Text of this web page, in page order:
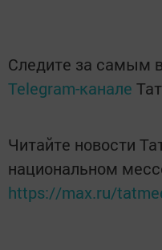
Следите за самым
Telegram-канале
Читайте новости
национальном
https://max.ru/